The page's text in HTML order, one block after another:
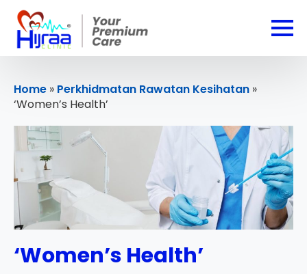
Home » Perkhidmatan Rawatan Kesihatan »
‘Women’s Health’
‘Women’s Health’